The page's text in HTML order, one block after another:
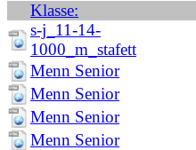
Klasse:
s-j_11-14-
1000_m_stafett
Menn Senior
Menn Senior
Menn Senior
Menn Senior